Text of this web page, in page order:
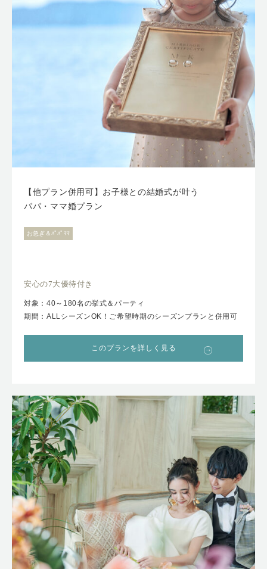
【他プラン併用可】お子様との結婚式が叶う
パパ・ママ婚プラン
お急ぎ＆ﾊﾟﾊﾟﾏﾏ
安心の7大優待付き
対象：40～180名の挙式＆パーティ
期間：ALLシーズンOK！ご希望時期のシーズンプランと併用可
このプランを詳しく見る